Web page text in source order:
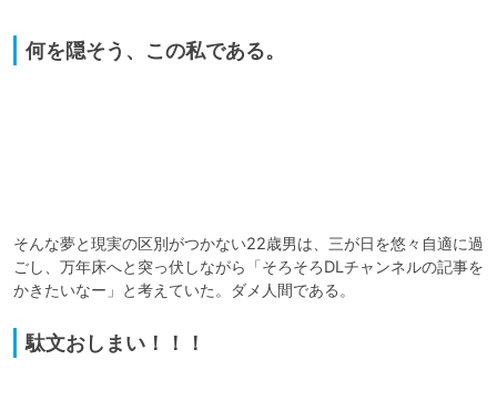
何を隠そう、この私である。
そんな夢と現実の区別がつかない22歳男は、三が日を悠々自適に過
ごし、万年床へと突っ伏しながら「そろそろDLチャンネルの記事を
かきたいなー」と考えていた。ダメ人間である。
駄文おしまい！！！